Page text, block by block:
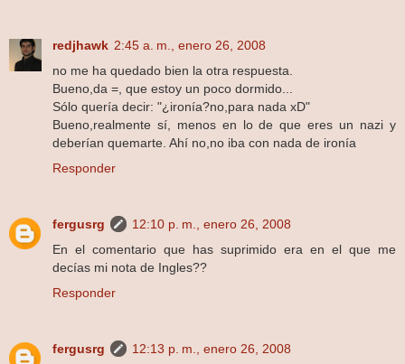
redjhawk 2:45 a. m., enero 26, 2008
no me ha quedado bien la otra respuesta.
Bueno,da =, que estoy un poco dormido...
Sólo quería decir: "¿ironía?no,para nada xD"
Bueno,realmente sí, menos en lo de que eres un nazi y
deberían quemarte. Ahí no,no iba con nada de ironía
Responder
fergusrg
12:10 p. m., enero 26, 2008
En el comentario que has suprimido era en el que me
decías mi nota de Ingles??
Responder
fergusrg
12:13 p. m., enero 26, 2008